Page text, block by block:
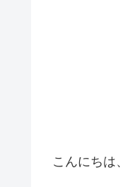
こんにちは